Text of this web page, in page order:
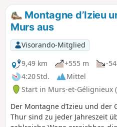
Tal.
Montagne d’Izieu
Murs aus
Visorando-Mitglied
9,49 km
+555 m
-
4:20 Std.
Mittel
Start in Murs-et-Gélignieux
Der Montagne d’Izieu und der
Thur sind zu jeder Jahreszeit